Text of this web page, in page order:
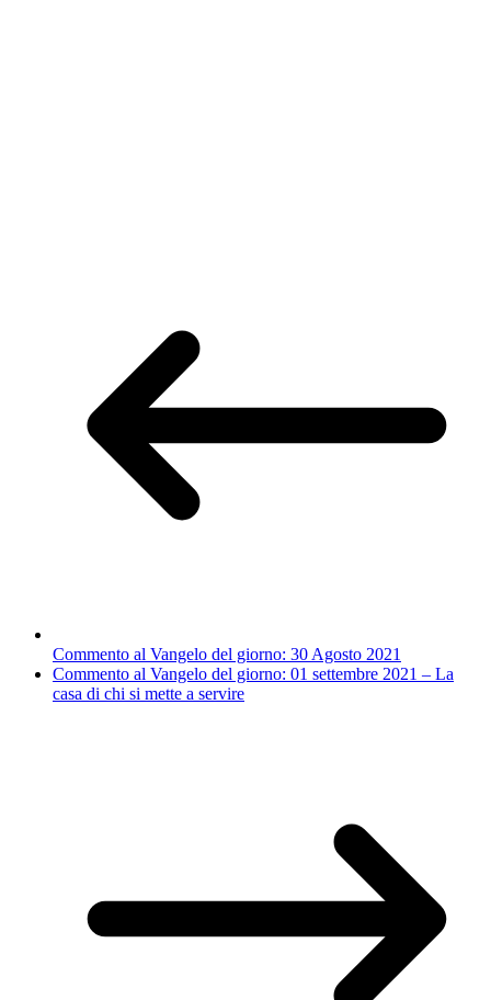
Commento al Vangelo del giorno: 30 Agosto 2021
Commento al Vangelo del giorno: 01 settembre 2021 – La
casa di chi si mette a servire